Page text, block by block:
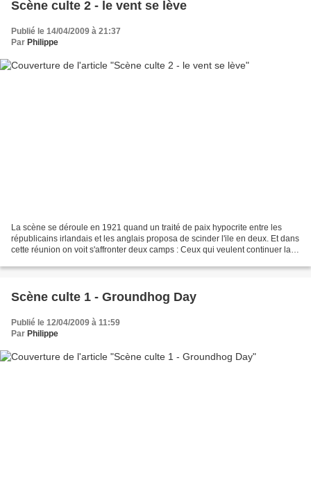
Scène culte 2 - le vent se lève
Publié le 14/04/2009 à 21:37
Par Philippe
La scène se déroule en 1921 quand un traité de paix hypocrite entre les
républicains irlandais et les anglais proposa de scinder l'ile en deux. Et dans
cette réunion on voit s'affronter deux camps : Ceux qui veulent continuer la
Scène culte 1 - Groundhog Day
Publié le 12/04/2009 à 11:59
Par Philippe